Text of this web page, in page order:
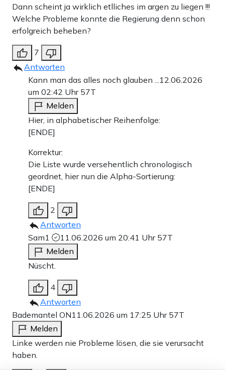
Dann scheint ja wirklich etlliches im argen zu liegen !!!
Welche Probleme konnte die Regierung denn schon
erfolgreich beheben?
7
Antworten
Kann man das alles noch glauben ... 12.06.2026
um 02:42 Uhr 57T
Melden
Hier, in alphabetischer Reihenfolge:
[ENDE]
Korrektur:
Die Liste wurde versehentlich chronologisch
geordnet, hier nun die Alpha-Sortierung:
[ENDE]
2
Antworten
Sam1
11.06.2026 um 20:41 Uhr 57T
Melden
Nüscht.
4
Antworten
Bademantel ON11.06.2026 um 17:25 Uhr 57T
Melden
Linke werden nie Probleme lösen, die sie verursacht
haben.